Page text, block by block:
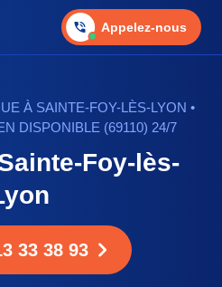
Appelez-nous
À SAINTE-FOY-LÈS-LYON •
DISPONIBLE (69110) 24/7
Foy-lès-
33 38 93